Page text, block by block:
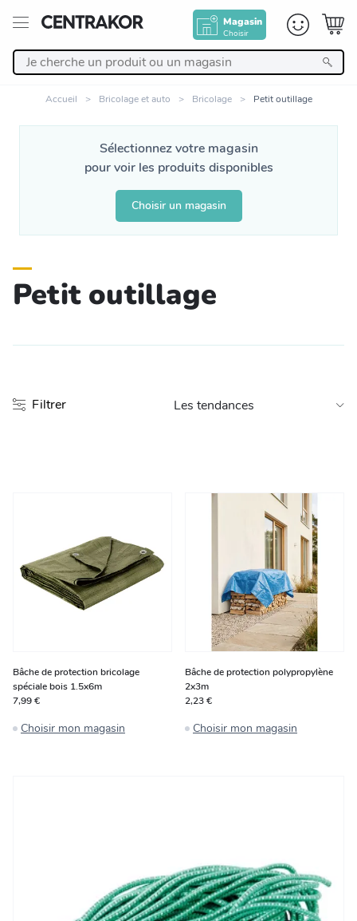
Magasin
Choisir
Nos Produits
Décoration
Linge de maison
Cuisine et art de la table
Salle de bain et beauté
Jardin et plein air
Accueil Bricolage et auto Bricolage Petit outillage
Sélectionnez votre magasin
pour voir les produits disponibles
Choisir un magasin
Petit outillage
Filtrer
Bâche de protection bricolage
spéciale bois 1.5x6m
7,99 €
Choisir mon magasin
Bâche de protection polypropylène
2x3m
2,23 €
Choisir mon magasin